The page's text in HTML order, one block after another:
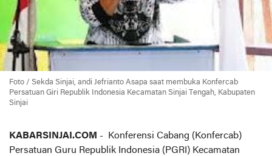
Foto / Sekda Sinjai, andi Jefrianto Asapa saat membuka Konfercab
Persatuan Giri Republik Indonesia Kecamatan Sinjai Tengah, Kabupaten
Sinjai
KABARSINJAI.COM - Konferensi Cabang (Konfercab)
Persatuan Guru Republik Indonesia (PGRI) Kecamatan